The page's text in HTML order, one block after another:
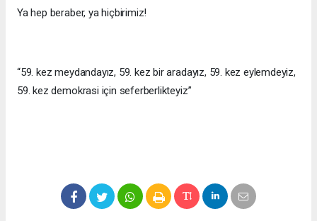
Ya hep beraber, ya hiçbirimiz!
“59. kez meydandayız, 59. kez bir aradayız, 59. kez eylemdeyiz,
59. kez demokrasi için seferberlikteyiz”